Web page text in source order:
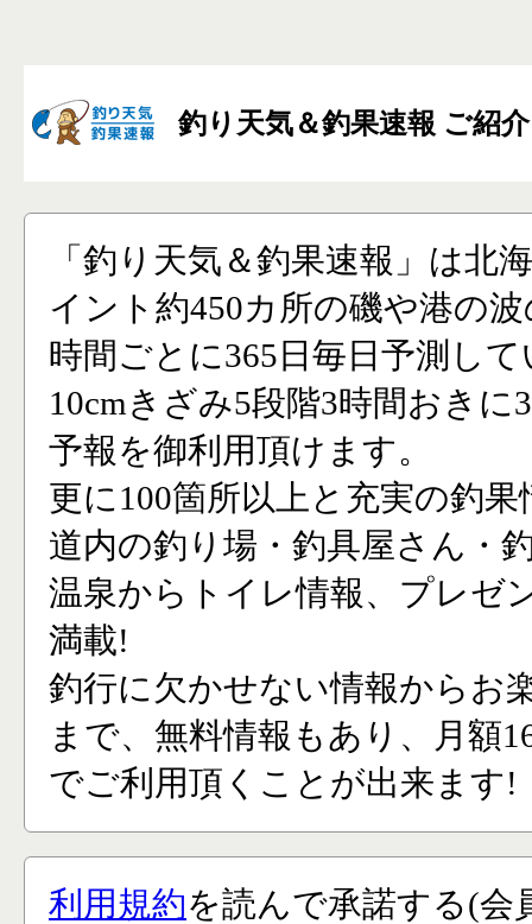
釣り天気＆釣果速報 ご紹介
「釣り天気＆釣果速報」は北
イント約450カ所の磯や港の
時間ごとに365日毎日予測し
10cmきざみ5段階3時間おきに
予報を御利用頂けます。
更に100箇所以上と充実の釣果
道内の釣り場・釣具屋さん・
温泉からトイレ情報、プレゼ
満載!
釣行に欠かせない情報からお
まで、無料情報もあり、月額
でご利用頂くことが出来ます!
利用規約を読んで承諾する(会